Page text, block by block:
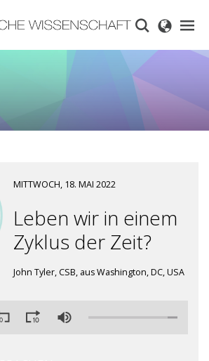
MITTWOCH, 18. MAI 2022
Leben wir in einem
Zyklus der Zeit?
John Tyler, CSB, aus Washington, DC, USA